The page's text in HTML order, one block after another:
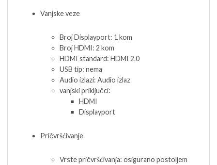
Vanjske veze
Broj Displayport: 1 kom
Broj HDMI: 2 kom
HDMI standard: HDMI 2.0
USB tip: nema
Audio izlazi: Audio izlaz
vanjski priključci:
HDMI
Displayport
Pričvršćivanje
Vrste pričvršćivanja: osigurano postoljem